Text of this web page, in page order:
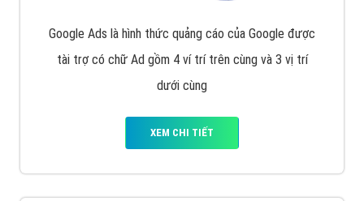
Google Ads là hình thức quảng cáo của Google được
tài trợ có chữ Ad gồm 4 ví trí trên cùng và 3 vị trí
dưới cùng
XEM CHI TIẾT